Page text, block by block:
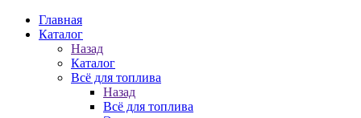
Главная
Каталог
Назад
Каталог
Всё для топлива
Назад
Всё для топлива